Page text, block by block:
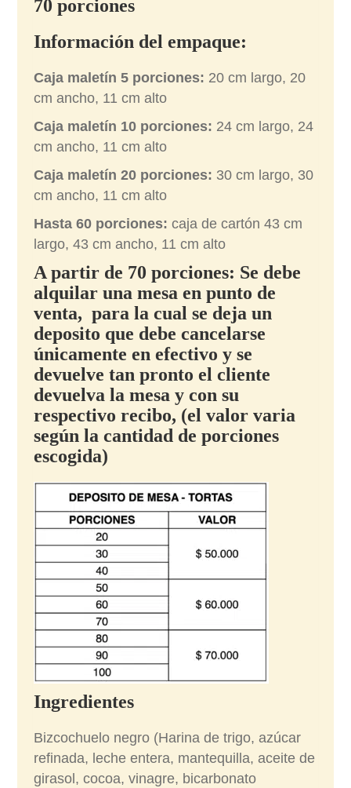
70porciones
Información del empaque:
Caja maletín 5 porciones: 20 cm largo, 20
cm ancho, 11 cm alto
Caja maletín 10 porciones: 24 cm largo, 24
cm ancho, 11 cm alto
Caja maletín 20 porciones: 30 cm largo, 30
cm ancho, 11 cm alto
Hasta 60 porciones: caja de cartón 43 cm
largo, 43 cm ancho, 11 cm alto
A partir de 70porciones: Se debe
alquilar una mesa en punto de
venta, para la cual se deja un
deposito que debe cancelarse
únicamente en efectivo y se
devuelve tan pronto el cliente
devuelva la mesa y con su
respectivo recibo, (el valor varia
según la cantidad de porciones
escogida)
Ingredientes
Bizcochuelo negro (Harina de trigo, azúcar
refinada, leche entera, mantequilla, aceite de
girasol, cocoa, vinagre, bicarbonato